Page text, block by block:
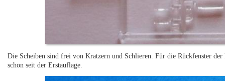
Die Scheiben sind frei von Kratzern und Schlieren. Für die Rückfenster
schon seit der Erstauflage.